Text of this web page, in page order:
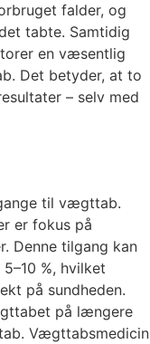
falder, og
tabte. Samtidig
en væsentlig
Det betyder, at to
– selv med
til vægttab.
er fokus på
Denne tilgang kan
%, hvilket
på sundheden.
på længere
Vægttabsmedicin